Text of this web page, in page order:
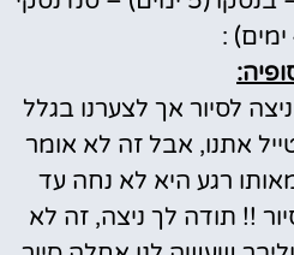
לסיור אך לצערנו בגלל
אתנו, אבל זה לא אומר
רגע היא לא נחה עד
!! תודה לך ניצה, זה לא